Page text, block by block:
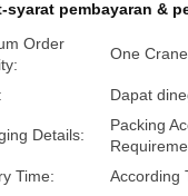
syarat pembayaran &
Order
One Crane
Dapat
Details:
Packing
Time:
According